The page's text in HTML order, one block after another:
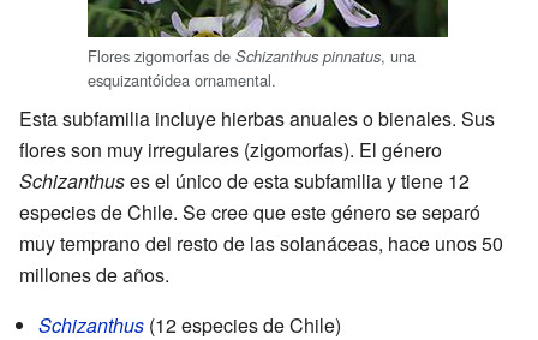
Flores zigomorfas de Schizanthus pinnatus, una
esquizantóidea ornamental.
Esta subfamilia incluye hierbas anuales o bienales. Sus
flores son muy irregulares (zigomorfas). El género
Schizanthuses el único de esta subfamilia y tiene 12
especies de Chile. Se cree que este género se separó
muy temprano del resto de las solanáceas, hace unos 50
millones de años.
Schizanthus (12 especies de Chile)